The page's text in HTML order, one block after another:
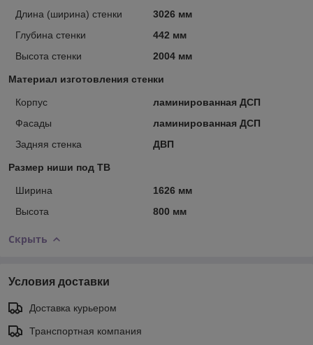
Длина (ширина) стенки
3026 мм
Глубина стенки
442 мм
Высота стенки
2004 мм
Материал изготовления стенки
Корпус
ламинированная ДСП
Фасады
ламинированная ДСП
Задняя стенка
ДВП
Размер ниши под ТВ
Ширина
1626 мм
Высота
800 мм
Скрыть
Условия доставки
Доставка курьером
Транспортная компания